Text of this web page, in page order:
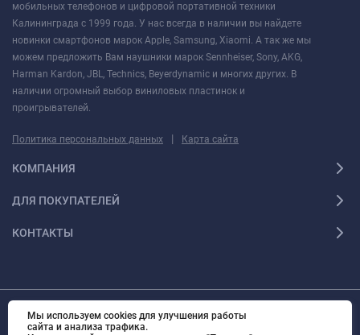
мобильных телефонов и цифровой портативной техники
Калининграда с 1999 года. У нас всегда в наличии вы найдете
новинки смартфонов марок Apple, Samsung, Xiaomi. А так же мы
можем предложить Вам наушники марок Sennheiser, Sony, AKG,
Harman Kardon, JBL, Technics, Beyerdynamic и многих других. В
наличии огромный выбор виниловых пластинок и
проигрывателей.
Политика персональных данных | Карта сайта
КОМПАНИЯ
ДЛЯ ПОКУПАТЕЛЕЙ
КОНТАКТЫ
© 2010 - 2026 Ультра Все права защищены Ультра - Калининградский
Мы используем cookies для улучшения работы
сайта и анализа трафика.